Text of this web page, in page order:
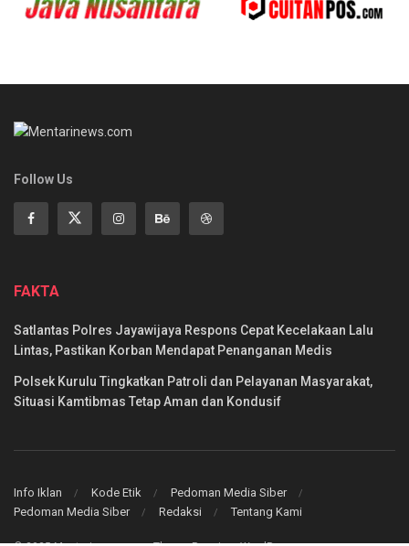
Follow Us
FAKTA
Satlantas Polres Jayawijaya Respons Cepat Kecelakaan Lalu
Lintas, Pastikan Korban Mendapat Penanganan Medis
Polsek Kurulu Tingkatkan Patroli dan Pelayanan Masyarakat,
Situasi Kamtibmas Tetap Aman dan Kondusif
Info Iklan Kode Etik
Pedoman Media Siber
Pedoman Media Siber
Redaksi Tentang Kami